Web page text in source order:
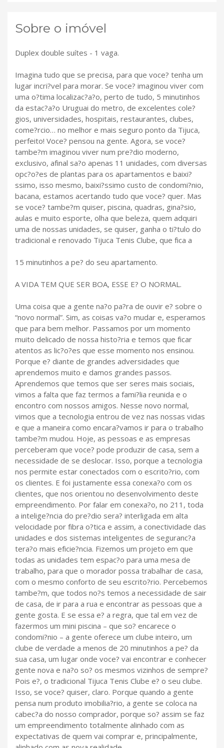
Sobre o imóvel
Duplex double suítes - 1 vaga.
Imagina tudo que se precisa, para que voce? tenha um
lugar incri?vel para morar. Se voce? imaginou viver com
uma o?tima localizac?a?o, perto de tudo, 5 minutinhos
da estac?a?o Uruguai do metro, de excelentes cole?
gios, universidades, hospitais, restaurantes, clubes,
come?rcio… no melhor e mais seguro ponto da Tijuca,
perfeito! Voce? pensou na gente. Agora, se voce?
tambe?m imaginou viver num pre?dio moderno,
exclusivo, afinal sa?o apenas 11 unidades, com diversas
opc?o?es de plantas para os apartamentos e baixi?
ssimo, isso mesmo, baixi?ssimo custo de condomi?nio,
bacana, estamos acertando tudo que voce? quer. Mas
se voce? tambe?m quiser, piscina, quadras, gina?sio,
aulas e muito esporte, olha que beleza, quem adquiri
uma de nossas unidades, se quiser, ganha o ti?tulo do
tradicional e renovado Tijuca Tenis Clube, que fica a
15 minutinhos a pe? do seu apartamento.
A VIDA TEM QUE SER BOA, ESSE E? O NORMAL.
Uma coisa que a gente na?o pa?ra de ouvir e? sobre o
“novo normal”. Sim, as coisas va?o mudar e, esperamos
que para bem melhor. Passamos por um momento
muito delicado de nossa histo?ria e temos que ficar
atentos as lic?o?es que esse momento nos ensinou.
Porque e? diante de grandes adversidades que
aprendemos muito e damos grandes passos.
Aprendemos que temos que ser seres mais sociais,
vimos a falta que faz termos a fami?lia reunida e o
encontro com nossos amigos. Nesse novo normal,
vimos que a tecnologia entrou de vez nas nossas vidas
e que a maneira como encara?vamos ir para o trabalho
tambe?m mudou. Hoje, as pessoas e as empresas
perceberam que voce? pode produzir de casa, sem a
necessidade de se deslocar. Isso, porque a tecnologia
nos permite estar conectados com o escrito?rio, com
os clientes. E foi justamente essa conexa?o com os
clientes, que nos orientou no desenvolvimento deste
empreendimento. Por falar em conexa?o, no 211, toda
a intelige?ncia do pre?dio sera? interligada em alta
velocidade por fibra o?tica e assim, a conectividade das
unidades e dos sistemas inteligentes de seguranc?a
tera?o mais eficie?ncia. Fizemos um projeto em que
todas as unidades tem espac?o para uma mesa de
trabalho, para que o morador possa trabalhar de casa,
com o mesmo conforto de seu escrito?rio. Percebemos
tambe?m, que todos no?s temos a necessidade de sair
de casa, de ir para a rua e encontrar as pessoas que a
gente gosta. E se essa e? a regra, que tal em vez de
fazermos um mini piscina – que so? encarece o
condomi?nio – a gente oferece um clube inteiro, um
clube de verdade a menos de 20 minutinhos a pe? da
sua casa, um lugar onde voce? vai encontrar e conhecer
gente nova e na?o so? os mesmos vizinhos de sempre?
Pois e?, o tradicional Tijuca Tenis Clube e? o seu clube.
Isso, se voce? quiser, claro. Porque quando a gente
pensa num produto imobilia?rio, a gente se coloca na
cabec?a do nosso comprador, porque so? assim se faz
um empreendimento totalmente alinhado com as
expectativas de quem vai comprar e, principalmente,